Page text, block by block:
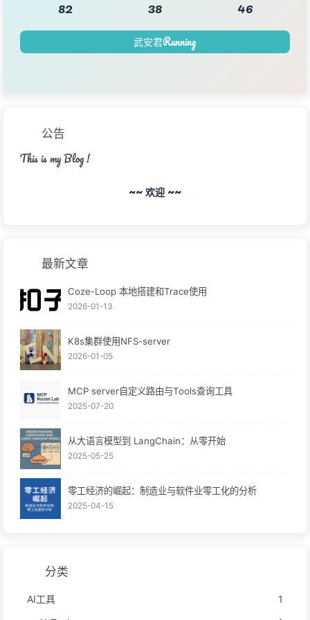
82 38 46
武安君Running
公告
This is my Blog !
~~ 欢迎 ~~
最新文章
Coze-Loop 本地搭建和Trace使用
2026-01-13
K8s集群使用NFS-server
2026-01-05
MCP server自定义路由与Tools查询工具
2025-07-20
从大语言模型到 LangChain：从零开始
2025-05-25
零工经济的崛起：制造业与软件业零工化的分析
2025-04-15
分类
AI工具
1